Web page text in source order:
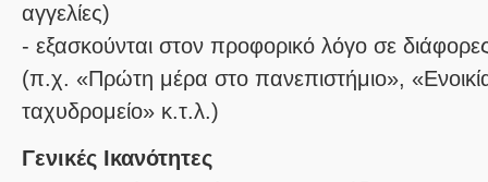
αγγελίες)
- εξασκούνται στον προφορικό λόγο σε
(π.χ. «Πρώτη μέρα στο πανεπιστήμιο»,
ταχυδρομείο» κ.τ.λ.)
Γενικές Ικανότητες